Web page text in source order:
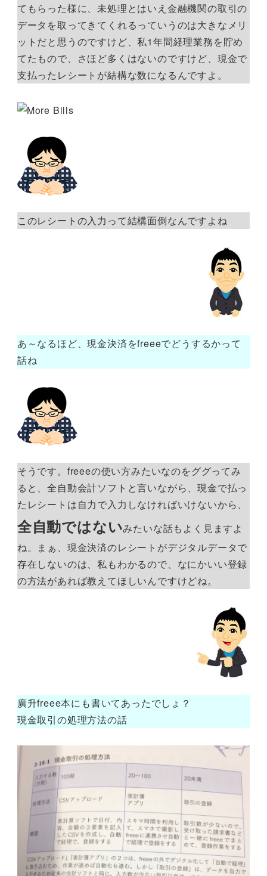
てもらった様に、未処理とはいえ金融機関の取引の
データを取ってきてくれるっていうのは大きなメリ
ットだと思うのですけど、私1年間経理業務を貯め
てたもので、さほど多くはないのですけど、現金で
支払ったレシートが結構な数になるんですよ。
このレシートの入力って結構面倒なんですよね
あ～なるほど、現金決済をfreeeでどうするかって
話ね
そうです。freeeの使い方みたいなのをググってみ
ると、全自動会計ソフトと言いながら、現金で払っ
たレシートは自力で入力しなければいけないから、
全自動ではないみたいな話もよく見ますよ
ね。まぁ、現金決済のレシートがデジタルデータで
存在しないのは、私もわかるので、なにかいい登録
の方法があれば教えてほしいんですけどね。
廣升freee本にも書いてあったでしょ？
現金取引の処理方法の話